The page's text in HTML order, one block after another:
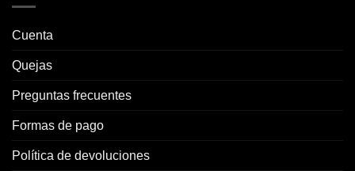
Cuenta
Quejas
Preguntas frecuentes
Formas de pago
Política de devoluciones